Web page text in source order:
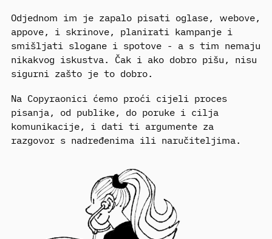
Odjednom im je zapalo pisati oglase, webove,
appove, i skrinove, planirati kampanje i
smišljati slogane i spotove - a s tim nemaju
nikakvog iskustva. Čak i ako dobro pišu, nisu
sigurni zašto je to dobro.
Na Copyraonici ćemo proći cijeli proces
pisanja, od publike, do poruke i cilja
komunikacije, i dati ti argumente za
razgovor s nadređenima ili naručiteljima.